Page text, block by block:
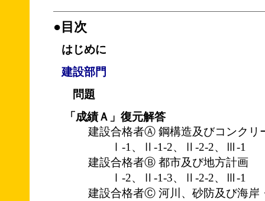
●目次
はじめに
建設部門
問題
「成績Ａ」復元解答
建設合格者Ⓐ 鋼構造及びコンクリ
Ⅰ-1、Ⅱ-1-2、Ⅱ-2-2、Ⅲ-1
建設合格者Ⓑ 都市及び地方計画
Ⅰ-2、Ⅱ-1-3、Ⅱ-2-2、Ⅲ-1
建設合格者Ⓒ 河川、砂防及び海岸